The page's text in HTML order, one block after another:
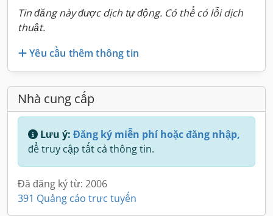
Tin đăng này được dịch tự động. Có thể có lỗi dịch
thuật.
Yêu cầu thêm thông tin
Nhà cung cấp
Lưu ý: Đăng ký miễn phí hoặc đăng nhập,
để truy cập tất cả thông tin.
Đã đăng ký từ: 2006
391 Quảng cáo trực tuyến